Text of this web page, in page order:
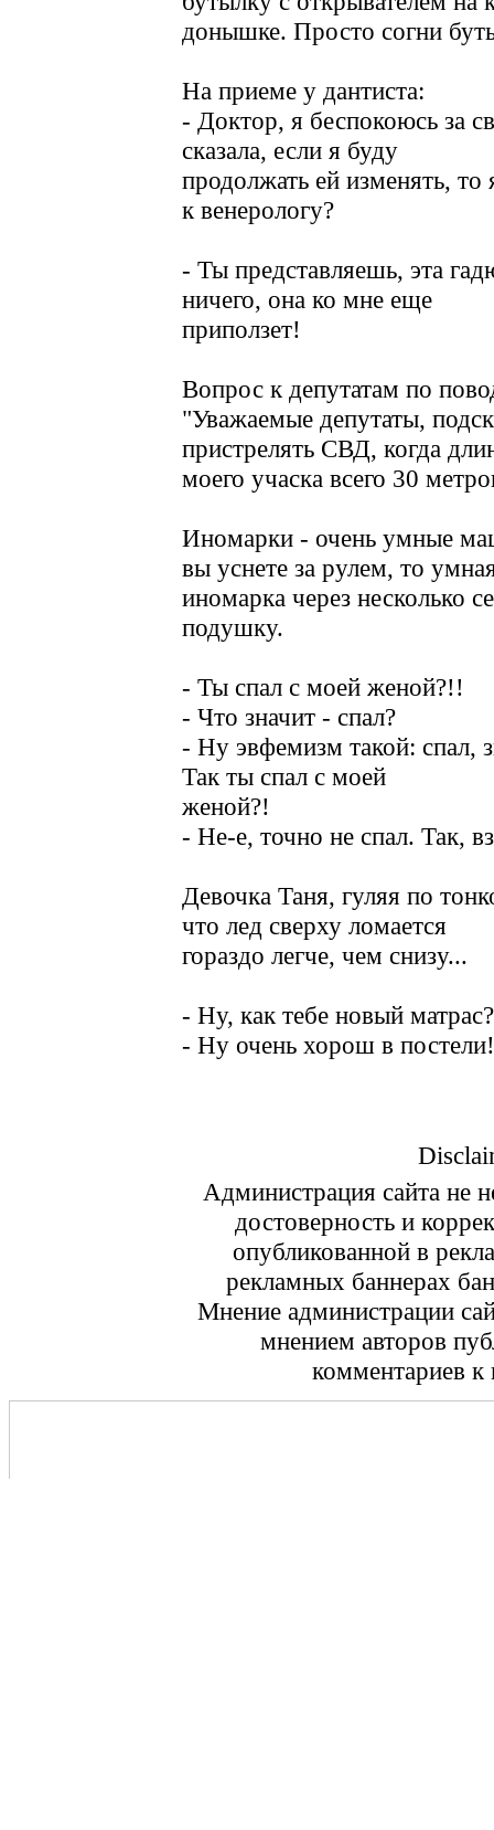
донышке. Просто согни
На приеме у дантиста:
- Доктор, я беспокоюсь за
сказала, если я буду
продолжать ей изменять,
к венерологу?
- Ты представляешь, эта
ничего, она ко мне еще
приползет!
Вопрос к депутатам по
"Уважаемые депутаты,
пристрелять СВД, когда
моего учаска всего 30
Иномарки - очень умные
вы уснете за рулем, то
иномарка через несколько
подушку.
- Ты спал с моей женой?!!
- Что значит - спал?
- Ну эвфемизм такой: спал,
Так ты спал с моей
женой?!
- Не-е, точно не спал. Так,
Девочка Таня, гуляя по
что лед сверху ломается
гораздо легче, чем снизу...
- Ну, как тебе новый матрас?
- Ну очень хорош в постели!
Администрация сайта не
достоверность и
опубликованной в
рекламных баннерах
Мнение администрации
мнением авторов
комментариев к